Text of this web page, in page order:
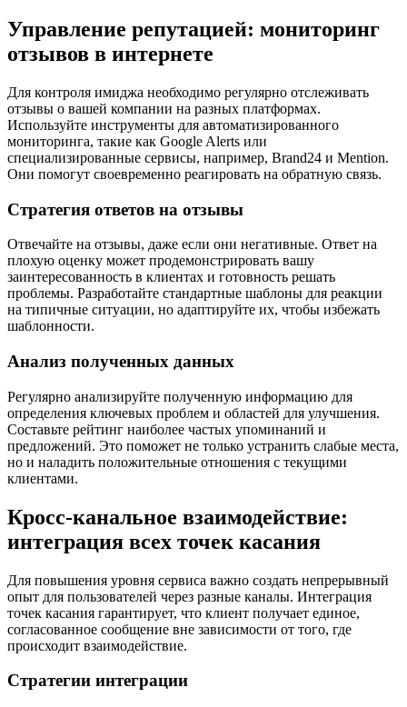
Управление репутацией: мониторинг
отзывов в интернете
Для контроля имиджа необходимо регулярно отслеживать
отзывы о вашей компании на разных платформах.
Используйте инструменты для автоматизированного
мониторинга, такие как Google Alerts или
специализированные сервисы, например, Brand24 и Mention.
Они помогут своевременно реагировать на обратную связь.
Стратегия ответов на отзывы
Отвечайте на отзывы, даже если они негативные. Ответ на
плохую оценку может продемонстрировать вашу
заинтересованность в клиентах и готовность решать
проблемы. Разработайте стандартные шаблоны для реакции
на типичные ситуации, но адаптируйте их, чтобы избежать
шаблонности.
Анализ полученных данных
Регулярно анализируйте полученную информацию для
определения ключевых проблем и областей для улучшения.
Составьте рейтинг наиболее частых упоминаний и
предложений. Это поможет не только устранить слабые места,
но и наладить положительные отношения с текущими
клиентами.
Кросс-канальное взаимодействие:
интеграция всех точек касания
Для повышения уровня сервиса важно создать непрерывный
опыт для пользователей через разные каналы. Интеграция
точек касания гарантирует, что клиент получает единое,
согласованное сообщение вне зависимости от того, где
происходит взаимодействие.
Стратегии интеграции